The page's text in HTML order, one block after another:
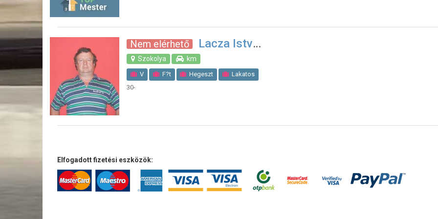
Nem elérhető Lacza Istv
Szokolya km
V F?t Hegeszt
Lakatos
30-
Elfogadott fizetési eszközök: